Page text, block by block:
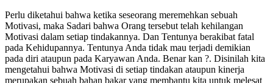
Perlu diketahui bahwa ketika seseorang meremehkan sebuah
Motivasi, maka Sadari bahwa Orang tersebut telah kehilangan
Motivasi dalam setiap tindakannya. Dan Tentunya berakibat fatal
pada Kehidupannya. Tentunya Anda tidak mau terjadi demikian
pada diri ataupun pada Karyawan Anda. Benar kan ?. Disinilah kita
mengetahui bahwa Motivasi di setiap tindakan ataupun kinerja
merupakan sebuah bahan bakar yang membantu kita untuk melesat